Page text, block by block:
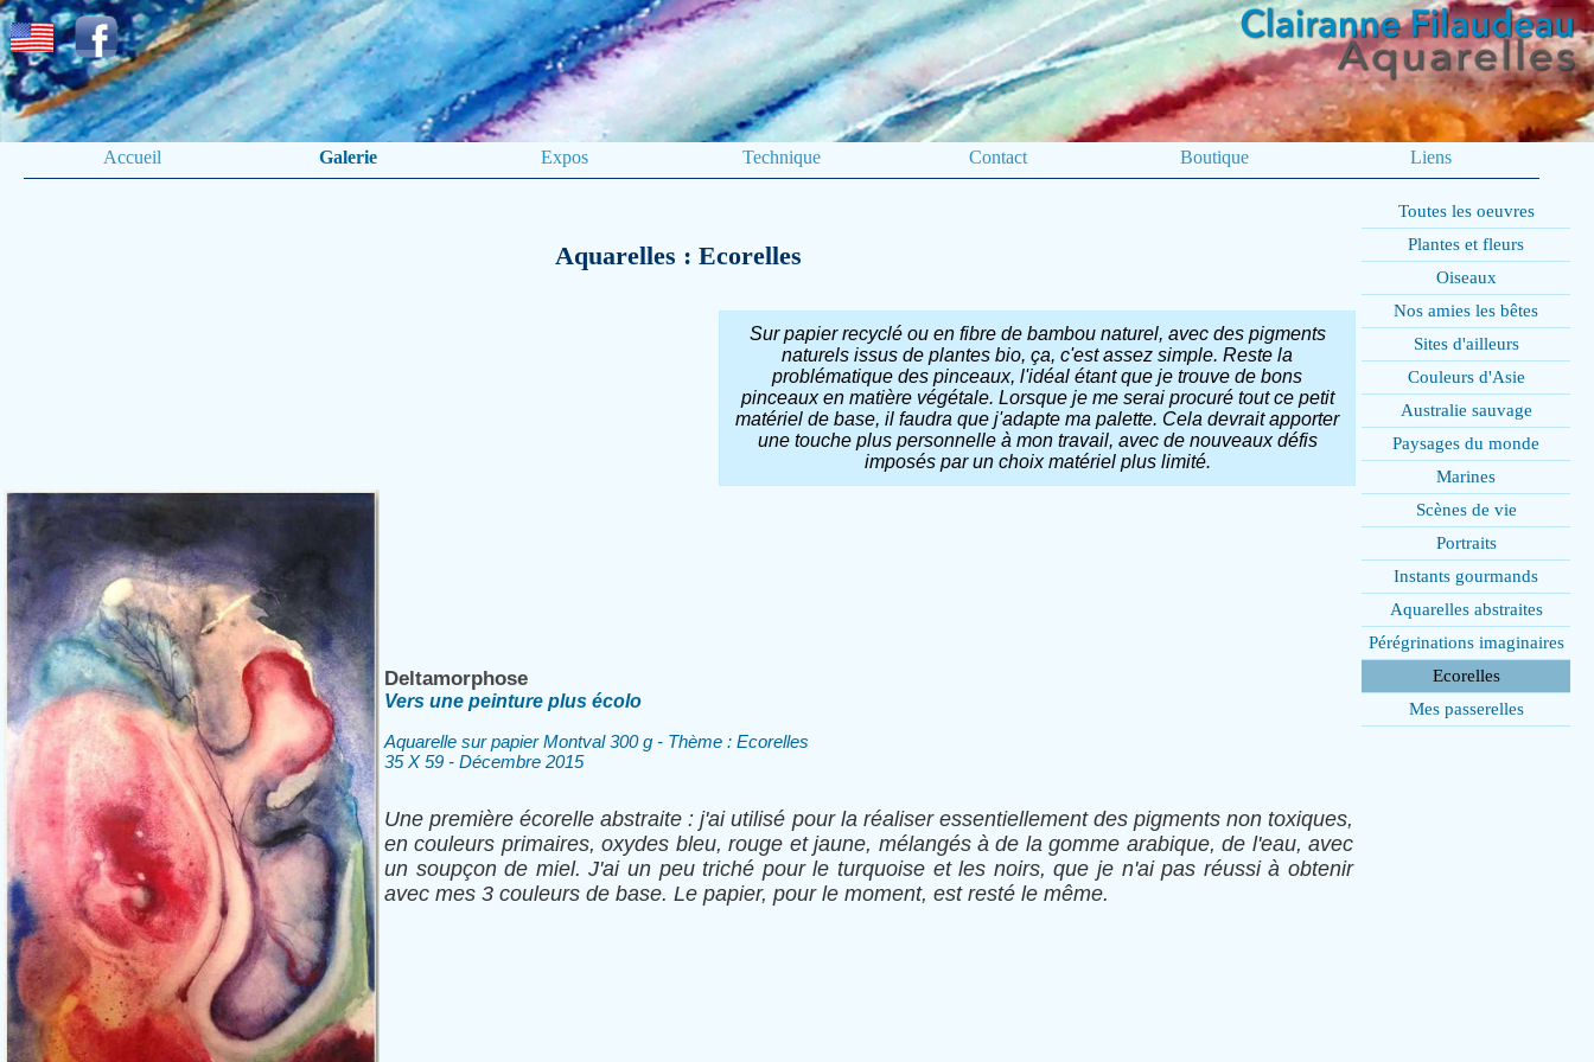
Accueil Galerie Expos Technique Contact Boutique Liens
Toutes les oeuvres
Plantes et fleurs
Oiseaux
Nos amies les bêtes
Sites d'ailleurs
Couleurs d'Asie
Australie sauvage
Paysages du monde
Marines
Scènes de vie
Portraits
Instants gourmands
Aquarelles abstraites
Pérégrinations imaginaires
Ecorelles
Mes passerelles
Aquarelles : Ecorelles
Sur papier recyclé ou en fibre de bambou naturel, avec des pigments
naturels issus de plantes bio, ça, c'est assez simple. Reste la
problématique des pinceaux, l'idéal étant que je trouve de bons
pinceaux en matière végétale. Lorsque je me serai procuré tout ce petit
matériel de base, il faudra que j'adapte ma palette. Cela devrait apporter
une touche plus personnelle à mon travail, avec de nouveaux défis
imposés par un choix matériel plus limité.
Deltamorphose
Vers une peinture plus écolo
Aquarelle sur papier Montval 300 g - Thème : Ecorelles
35 X 59 - Décembre 2015
Une première écorelle abstraite : j'ai utilisé pour la réaliser essentiellement des pigments non toxiques,
en couleurs primaires, oxydes bleu, rouge et jaune, mélangés à de la gomme arabique, de l'eau, avec
un soupçon de miel. J'ai un peu triché pour le turquoise et les noirs, que je n'ai pas réussi à obtenir
avec mes 3 couleurs de base. Le papier, pour le moment, est resté le même.